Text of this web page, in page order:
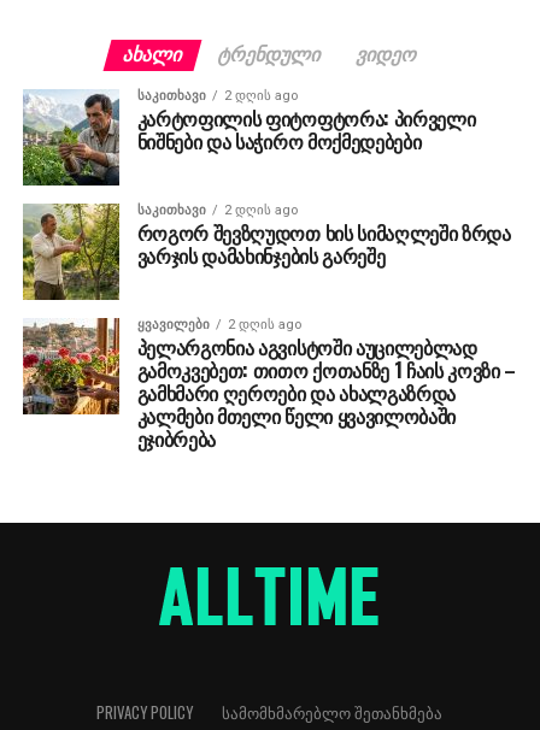
ᲐᲮᲐᲚᲘ ᲢᲠᲔᲜᲓᲣᲚᲘ ᲕᲘᲓᲔᲝ
ᲡᲐᲙᲘᲗᲮᲐᲕᲘ 2 დღის ago
კარტოფილის ფიტოფტორა: პირველი
ნიშნები და საჭირო მოქმედებები
ᲡᲐᲙᲘᲗᲮᲐᲕᲘ 2 დღის ago
როგორ შევზღუდოთ ხის სიმაღლეში ზრდა
ვარჯის დამახინჯების გარეშე
ᲧᲕᲐᲕᲘᲚᲔᲑᲘ 2 დღის ago
პელარგონია აგვისტოში აუცილებლად
გამოკვებეთ: თითო ქოთანზე 1 ჩაის კოვზი –
გამხმარი ღეროები და ახალგაზრდა
კალმები მთელი წელი ყვავილობაში
ეჯიბრება
PRIVACY POLICY ᲡᲐᲛᲝᲛᲮᲛᲐᲠᲔᲑᲚᲝ ᲨᲔᲗᲐᲜᲮᲛᲔᲑᲐ